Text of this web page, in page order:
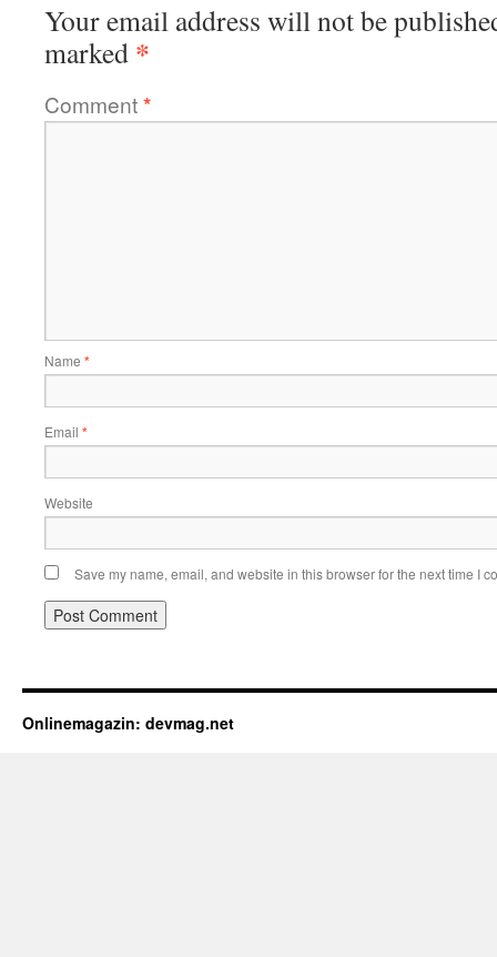
Your email address will not be
marked *
Comment*
Name *
Email *
Website
Save my name, email, and website in this browser for the next time I
Onlinemagazin: devmag.net